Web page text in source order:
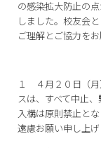
の感染拡大防止の
しました。校友会
ご理解とご協力をお
１ ４月２０日（月
スは、すべて中止
入構は原則禁止と
遠慮お願い申し上げ